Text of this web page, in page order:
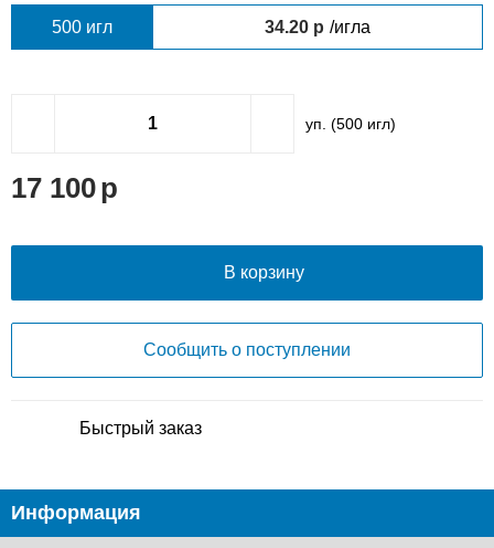
500 игл 34.20 /игла
уп. (500игл)
17 100
В корзину
Сообщить о поступлении
Быстрый заказ
Информация